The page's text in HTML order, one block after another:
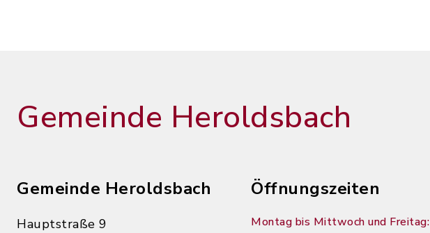
Gemeinde Heroldsbach
Gemeinde Heroldsbach
Hauptstraße 9
Öffnungszeiten
Montag bis Mittwoch und Freitag: